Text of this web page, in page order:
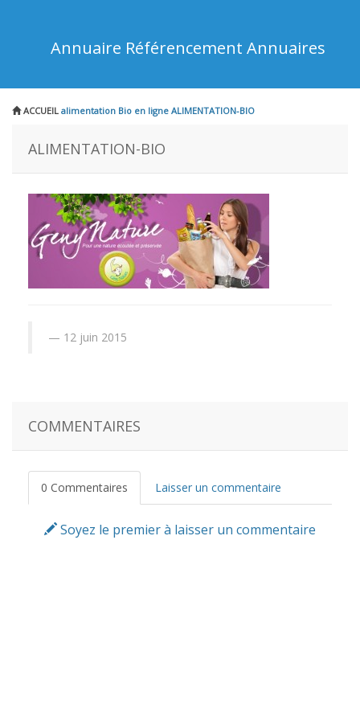
Annuaire Référencement Annuaires
ACCUEIL alimentation Bio en ligne ALIMENTATION-BIO
ALIMENTATION-BIO
12 juin 2015
COMMENTAIRES
0 Commentaires Laisser un commentaire
Soyez le premier à laisser un commentaire